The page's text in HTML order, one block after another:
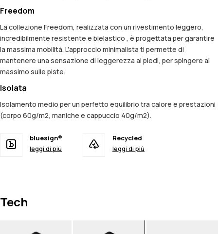
Freedom
La collezione Freedom, realizzata con un rivestimento leggero,
incredibilmente resistente e bielastico , è progettata per garantire
la massima mobilità. L'approccio minimalista ti permette di
mantenere una sensazione di leggerezza ai piedi, per spingere al
massimo sulle piste.
Isolata
Isolamento medio per un perfetto equilibrio tra calore e prestazioni
(corpo 60g/m2, maniche e cappuccio 40g/m2).
bluesign®
leggi di piú
Recycled
leggi di piú
Tech